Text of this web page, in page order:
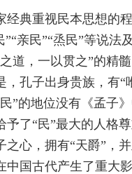
经典重视民本思想的
”“亲民”“烝民”等说
道，一以贯之”的精
，孔子出身贵族，有“
”的地位没有《孟子
予了“民”最大的人格
之心，拥有“天爵”，
中国古代产生了重大影